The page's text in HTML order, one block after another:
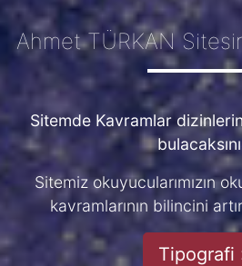
Ahmet TÜRKAN
Sitemde Kavramlar
Sitemiz okuyucularımızın
kavramlarının bilincini
Tipografi